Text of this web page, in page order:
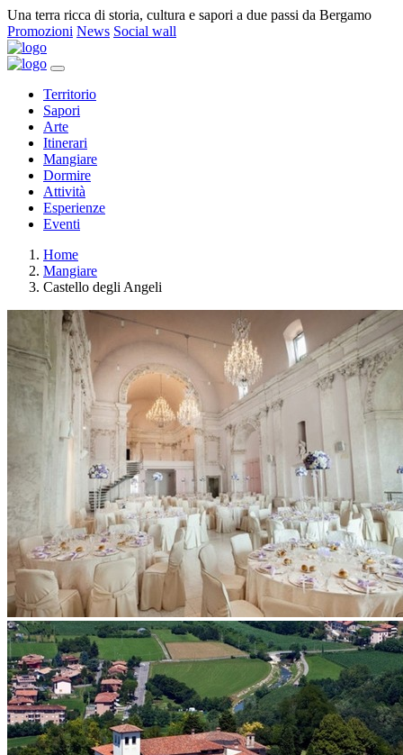
Una terra ricca di storia, cultura e sapori a due passi da Bergamo
Promozioni News Social wall
Territorio
Sapori
Arte
Itinerari
Mangiare
Dormire
Attività
Esperienze
Eventi
Home
Mangiare
Castello degli Angeli